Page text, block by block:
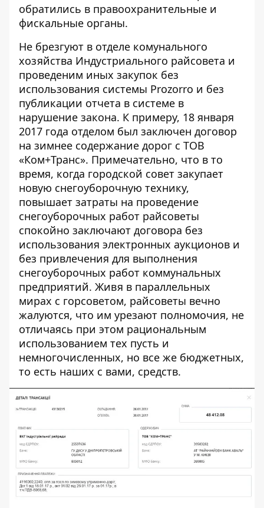
обратились в правоохранительные и
фискальные органы.
Не брезгуют в отделе комунального
хозяйства Индустриального райсовета и
проведеним иных закупок без
использования системы Prozorro и без
публикации отчета в системе в
нарушение закона. К примеру, 18 января
2017 года отделом был заключен договор
на зимнее содержание дорог с ТОВ
«Ком+Транс». Примечательно, что в то
время, когда городской совет закупает
новую снегоуборочную технику,
повышает затраты на проведение
снегоуборочных работ райсоветы
спокойно заключают договора без
использования электронных аукционов и
без привлечения для выполнения
снегоуборочных работ коммунальных
предприятий. Живя в параллельных
мирах с горсоветом, райсоветы вечно
жалуются, что им урезают полномочия, не
отличаясь при этом рациональным
использованием тех пусть и
немногочисленных, но все же бюджетных,
то есть наших с вами, средств.